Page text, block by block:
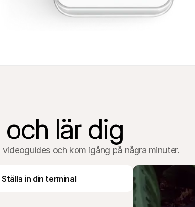
lär dig
och kom igång på några minuter.
Ställa in din terminal